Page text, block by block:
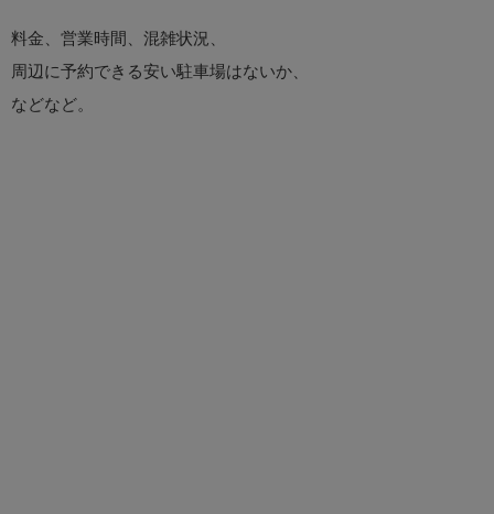
料金、営業時間、混雑状況、
周辺に予約できる安い駐車場はないか、
などなど。